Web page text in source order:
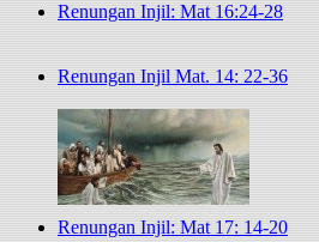
Renungan Injil: Mat 16:24-28
Renungan Injil Mat. 14: 22-36
Renungan Injil: Mat 17: 14-20